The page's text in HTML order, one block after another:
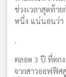
ช่วงเวลาสุดท้า
หนึ่ง แน่นอนว่า
.
ตลอด 3 ปี ที่ตก
จากสาวออฟฟิศ